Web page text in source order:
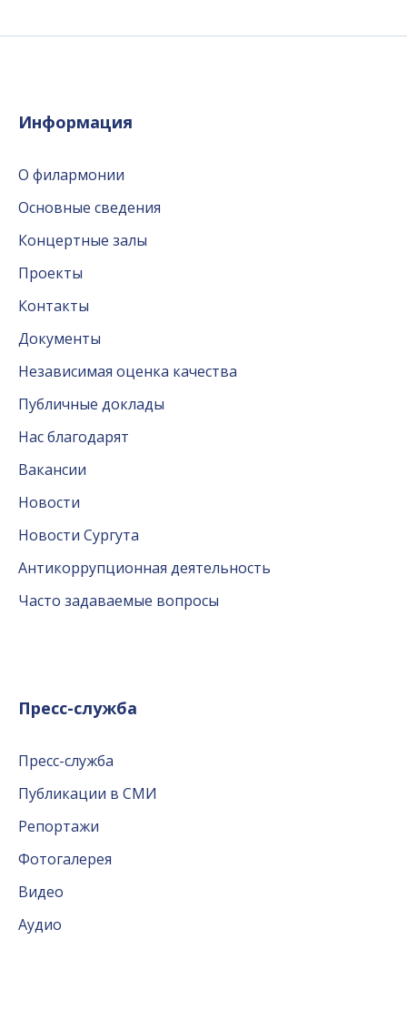
Информация
О филармонии
Основные сведения
Концертные залы
Проекты
Контакты
Документы
Независимая оценка качества
Публичные доклады
Нас благодарят
Вакансии
Новости
Новости Сургута
Антикоррупционная деятельность
Часто задаваемые вопросы
Пресс-служба
Пресс-служба
Публикации в СМИ
Репортажи
Фотогалерея
Видео
Аудио